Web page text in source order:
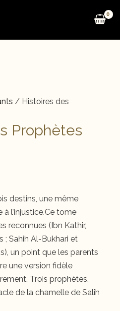
/ Histoires des
Prophètes
destins, une même
l’injustice.Ce tome
reconnues (Ibn Kathir,
; Sahih Al-Bukhari et
un point que les parents
une version fidèle
Trois prophètes,
de la chamelle de Salih